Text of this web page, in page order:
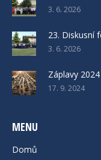
3. 6. 2026
23. Diskusní
3. 6. 2026
Záplavy 2024
17. 9. 2024
MENU
Domů